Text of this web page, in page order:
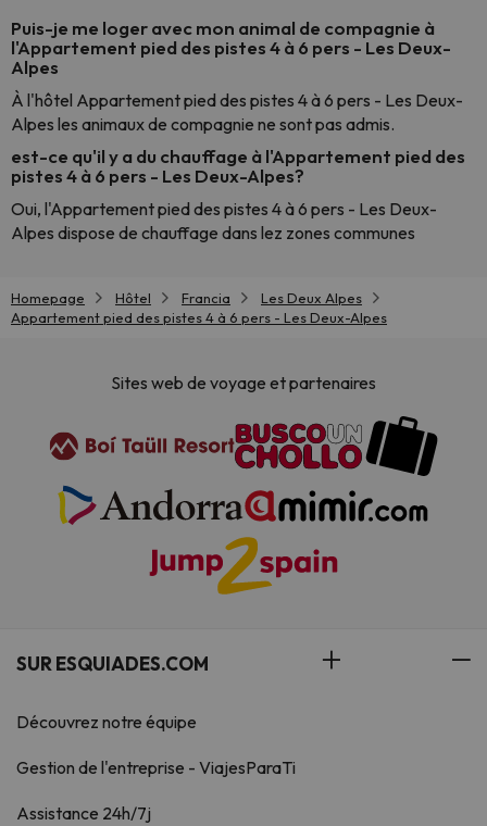
Puis-je me loger avec mon animal de compagnie à
l'Appartement pied des pistes 4 à 6 pers - Les Deux-
Alpes
À l'hôtel Appartement pied des pistes 4 à 6 pers - Les Deux-
Alpes les animaux de compagnie ne sont pas admis.
est-ce qu'il y a du chauffage à l'Appartement pied des
pistes 4 à 6 pers - Les Deux-Alpes?
Oui, l'Appartement pied des pistes 4 à 6 pers - Les Deux-
Alpes dispose de chauffage dans lez zones communes
Homepage Hôtel Francia
Les Deux Alpes
Appartement pied des pistes 4 à 6 pers - Les Deux-Alpes
Sites web de voyage et partenaires
SUR ESQUIADES.COM
Découvrez notre équipe
Gestion de l'entreprise - ViajesParaTi
Assistance 24h/7j